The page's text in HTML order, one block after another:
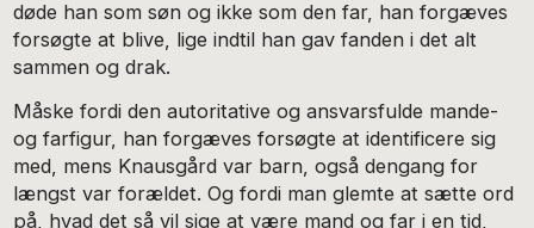
døde han som søn og ikke som den far, han forgæves
forsøgte at blive, lige indtil han gav fanden i det alt
sammen og drak.
Måske fordi den autoritative og ansvarsfulde mande-
og farfigur, han forgæves forsøgte at identificere sig
med, mens Knausgård var barn, også dengang for
længst var forældet. Og fordi man glemte at sætte ord
på, hvad det så vil sige at være mand og far i en tid,